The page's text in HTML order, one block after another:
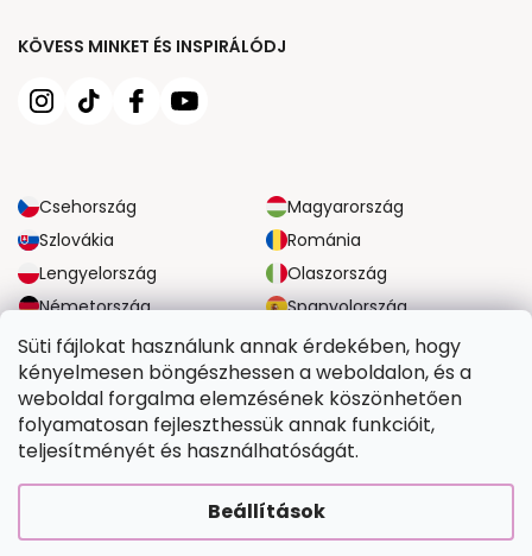
Süti fájlokat használunk annak érdekében, hogy
kényelmesen böngészhessen a weboldalon, és a
weboldal forgalma elemzésének köszönhetően
folyamatosan fejleszthessük annak funkcióit,
teljesítményét és használhatóságát.
Beállítások
KÖVESS MINKET ÉS INSPIRÁLÓDJ
Csehország
Magyarország
Szlovákia
Románia
Lengyelország
Olaszország
Németország
Spanyolország
Nagy-Britannia
Ausztria
MEGBÍZHATÓ SZÁLLÍTÁSI LEHETŐSÉGEK
BIZTONSÁGOS FIZETÉSI LEHETŐSÉGEK